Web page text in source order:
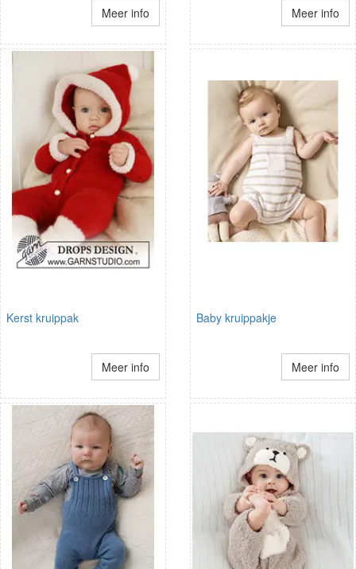
Meer info Meer info
Kerst kruippak
Meer info
Baby kruippakje
Meer info